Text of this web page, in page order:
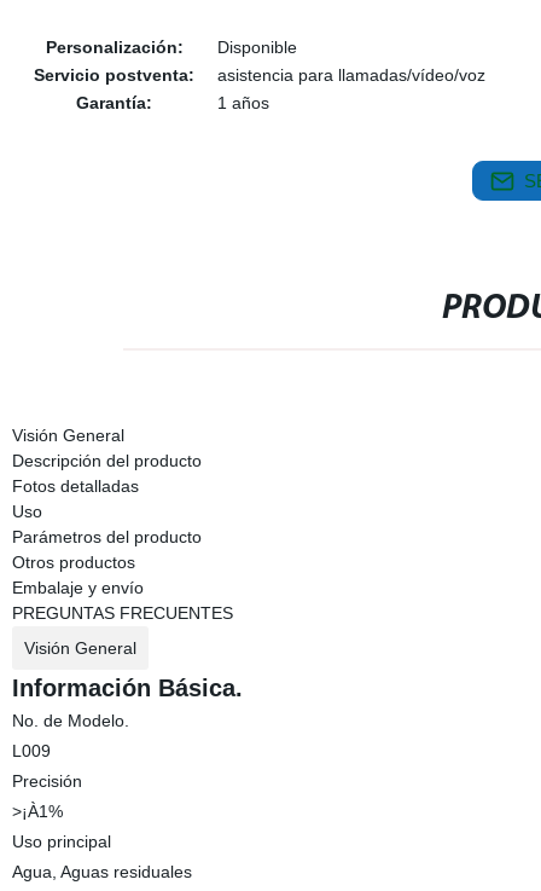
Personalización:
Disponible
Servicio postventa:
asistencia para llamadas/vídeo/voz
Garantía:
1 años
Visión General
Descripción del producto
Fotos detalladas
Uso
Parámetros del producto
Otros productos
Embalaje y envío
PREGUNTAS FRECUENTES
Visión General
Información Básica.
No. de Modelo.
L009
Precisión
>¡À1%
Uso principal
Agua, Aguas residuales